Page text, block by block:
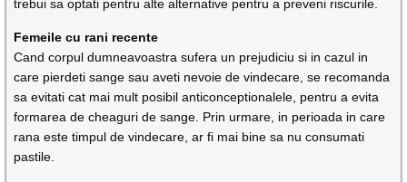
trebui sa optati pentru alte alternative pentru a preveni riscurile.
Femeile cu rani recente
Cand corpul dumneavoastra sufera un prejudiciu si in cazul in
care pierdeti sange sau aveti nevoie de vindecare, se recomanda
sa evitati cat mai mult posibil anticonceptionalele, pentru a evita
formarea de cheaguri de sange. Prin urmare, in perioada in care
rana este timpul de vindecare, ar fi mai bine sa nu consumati
pastile.